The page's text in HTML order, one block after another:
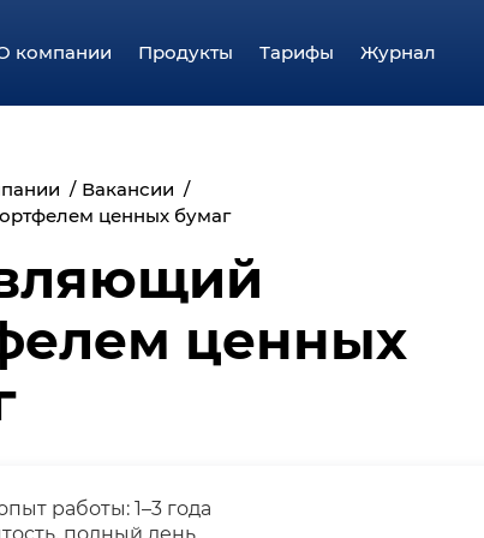
компании Продукты Тарифы Журнал
Вакансии
ценных бумаг
ценных
работы: 1–3 года
полный день